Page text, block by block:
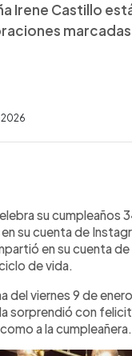
Irene Castillo
su cumpleaños
su cuenta de
en su cuenta
de vida.
del viernes 9 de
sorprendió con
a la cumpleañera.